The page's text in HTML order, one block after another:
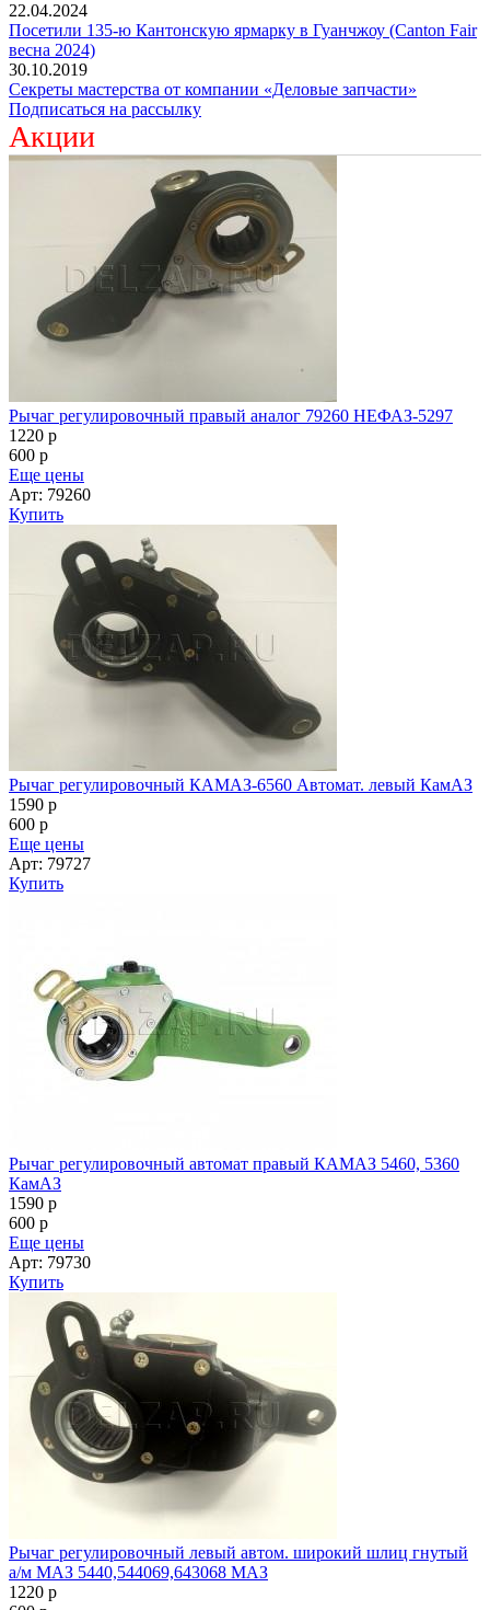
22.04.2024
Посетили 135-ю Кантонскую ярмарку в Гуанчжоу (Canton Fair
весна 2024)
30.10.2019
Секреты мастерства от компании «Деловые запчасти»
Подписаться на рассылку
Акции
Рычаг регулировочный правый аналог 79260 НЕФАЗ-5297
1220 p
600 p
Еще цены
Арт: 79260
Купить
Рычаг регулировочный КАМАЗ-6560 Автомат. левый КамАЗ
1590 p
600 p
Еще цены
Арт: 79727
Купить
Рычаг регулировочный автомат правый КАМАЗ 5460, 5360
КамАЗ
1590 p
600 p
Еще цены
Арт: 79730
Купить
Рычаг регулировочный левый автом. широкий шлиц гнутый
а/м МАЗ 5440,544069,643068 МАЗ
1220 p